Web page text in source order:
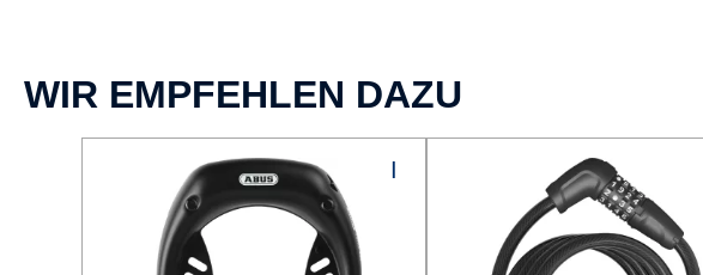
WIR EMPFEHLEN DAZU